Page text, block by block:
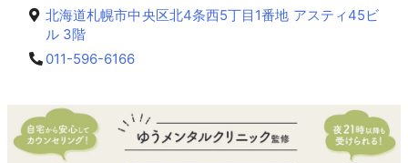
北海道札幌市中央区北4条西5丁目1番地 アスティ45ビ
ル 3階
011-596-6166